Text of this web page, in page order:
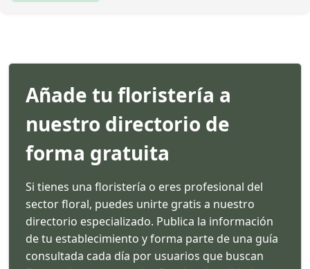
Añade tu floristería a
nuestro directorio de
forma gratuita
Si tienes una floristería o eres profesional del
sector floral, puedes unirte gratis a nuestro
directorio especializado. Publica la información
de tu establecimiento y forma parte de una guía
consultada cada día por usuarios que buscan